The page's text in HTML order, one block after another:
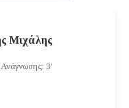
Μιχάλης
3'